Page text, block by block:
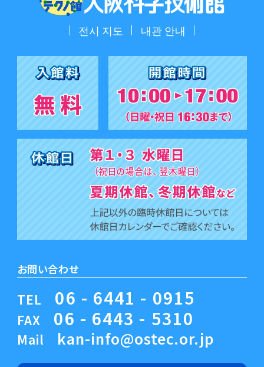
전시 지도 내관 안내
お問い合わせ
TEL 06 - 6441 - 0915
FAX 06 - 6443 - 5310
Mail kan-info@ostec.or.jp